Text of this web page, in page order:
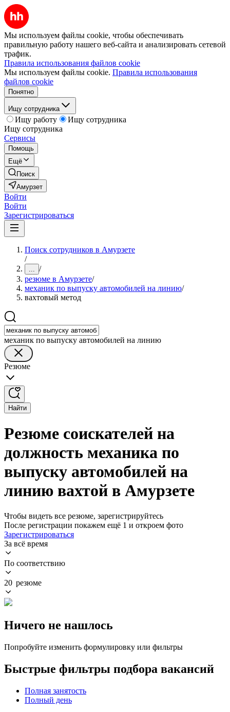
Мы используем файлы cookie, чтобы обеспечивать
правильную работу нашего веб-сайта и анализировать сетевой
трафик.
Правила использования файлов cookie
Мы используем файлы cookie. Правила использования
файлов cookie
Понятно
Ищу сотрудника
Ищу работу
Ищу сотрудника
Ищу сотрудника
Сервисы
Помощь
Ещё
Поиск
Амурзет
Войти
Войти
Зарегистрироваться
Поиск сотрудников в Амурзете
/
... /
резюме в Амурзете/
механик по выпуску автомобилей на линию/
вахтовый метод
механик по выпуску автомобилей на линию
Резюме
Найти
Резюме соискателей на
должность механика по
выпуску автомобилей на
линию вахтой в Амурзете
Чтобы видеть все резюме, зарегистрируйтесь
После регистрации покажем ещё 1 и откроем фото
Зарегистрироваться
За всё время
По соответствию
20 резюме
Ничего не нашлось
Попробуйте изменить формулировку или фильтры
Быстрые фильтры подбора вакансий
Полная занятость
Полный день